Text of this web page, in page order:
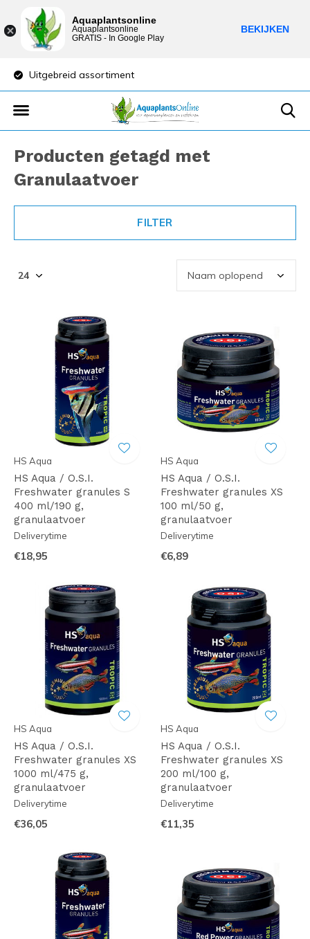
Uitgebreid assortiment
Producten getagd met
Granulaatvoer
FILTER
HS Aqua
HS Aqua / O.S.I.
Freshwater granules S
400 ml/190 g,
granulaatvoer
Deliverytime
€18,95
HS Aqua
HS Aqua / O.S.I.
Freshwater granules XS
100 ml/50 g,
granulaatvoer
Deliverytime
€6,89
HS Aqua
HS Aqua / O.S.I.
Freshwater granules XS
1000 ml/475 g,
granulaatvoer
Deliverytime
€36,05
HS Aqua
HS Aqua / O.S.I.
Freshwater granules XS
200 ml/100 g,
granulaatvoer
Deliverytime
€11,35
Aquaplantsonline
Aquaplantsonline
GRATIS - In Google Play
BEKIJKEN